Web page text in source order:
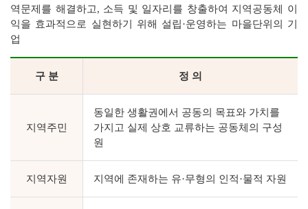
역문제를 해결하고, 소득 및 일자리를 창출하여 지역공동체 이
익을 효과적으로 실현하기 위해 설립·운영하는 마을단위의 기
업
구 분 정 의
지역주민
동일한 생활권에서 공동의 목표와 가치를
가지고 실제 상호 교류하는 공동체의 구성
원
지역자원 지역에 존재하는 유·무형의 인적·물적 자원